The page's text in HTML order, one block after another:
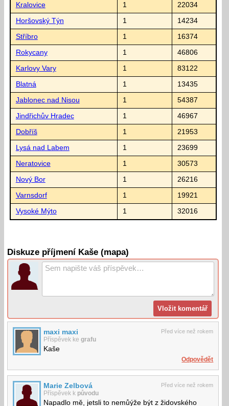
Kralovice 1 22034
Horšovský Týn 1 14234
Stříbro 1 16374
Rokycany 1 46806
Karlovy Vary 1 83122
Blatná 1 13435
Jablonec nad Nisou 1 54387
Jindřichův Hradec 1 46967
Dobříš 1 21953
Lysá nad Labem 1 23699
Neratovice 1 30573
Nový Bor 1 26216
Varnsdorf 1 19921
Vysoké Mýto 1 32016
Diskuze příjmení Kaše (mapa)
Před více než rokem
maxi maxi
Příspěvek kegrafu
Kaše
Odpovědět
Před více než rokem
Marie Zelbová
Příspěvek k původu
Napadlo mě, jetsli to nemůýže být z židovského